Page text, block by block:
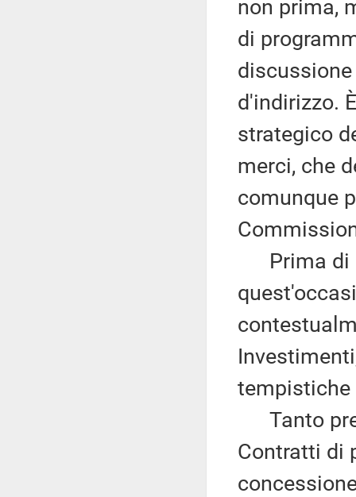
non prima,
di
d'indirizzo.
strategico
merci, che
comunque
Prima di
tempistiche
Tanto
Contratti di